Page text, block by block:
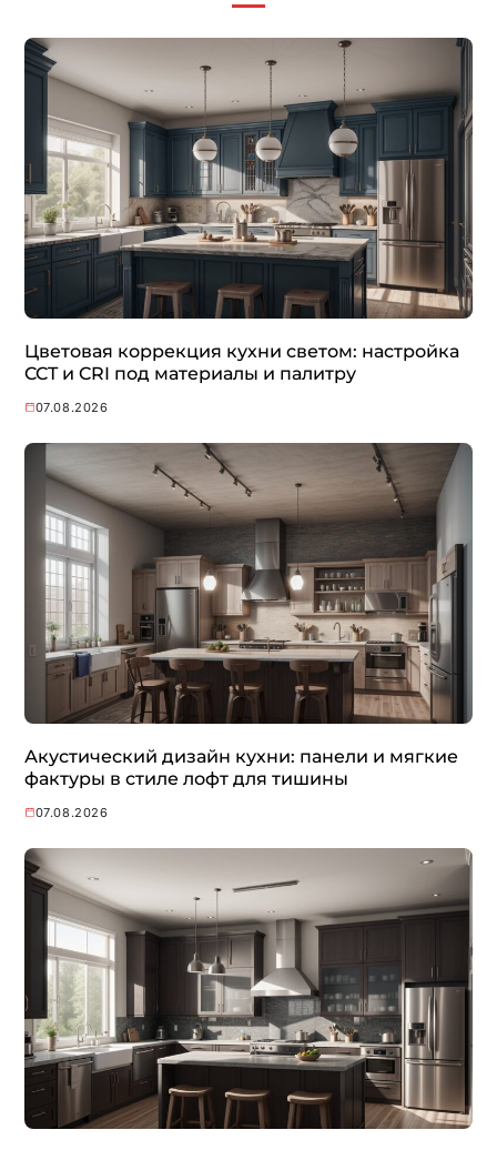
Цветовая коррекция кухни светом: настройка
CCT и CRI под материалы и палитру
07.08.2026
Акустический дизайн кухни: панели и мягкие
фактуры в стиле лофт для тишины
07.08.2026